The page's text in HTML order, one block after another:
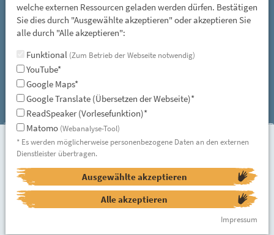
GESCHLOSSEN: vom 01. November bis 31. März
und an allen gesetzlichen Feiertagen
E-Mail:
steinzeitdorf-pestenacker@lra-ll.bayern.de
Instagram facebook
Seitenübersicht
Datenschutzerklärung
Datenschutzeinstellungen
Erklärung zur Barrierefreiheit
Impressum
welche externen Ressourcen geladen werden dürfen. Bestätigen
Sie dies durch "Ausgewählte akzeptieren" oder akzeptieren Sie
alle durch "Alle akzeptieren":
Funktional (Zum Betrieb der Webseite notwendig)
YouTube*
Google Maps*
Google Translate (Übersetzen der Webseite)*
ReadSpeaker (Vorlesefunktion)*
Matomo (Webanalyse-Tool)
* Es werden möglicherweise personenbezogene Daten an den externen
Dienstleister übertragen.
Ausgewählte akzeptieren
Alle akzeptieren
Impressum